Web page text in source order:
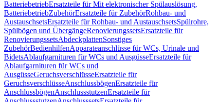
BatteriebetriebErsatzteile für Mit elektronischer Spülauslösung,
BatteriebetriebZubehörErsatzteile für ZubehörRohbau- und
AustauschsetsErsatzteile für Rohbau- und AustauschsetsSpülrohre,
Spülbögen und ÜbergängeRenovierungssetsErsatzteile für
RenovierungssetsAbdeckplattenSonstiges
ZubehörBedienhilfenApparateanschlüsse für WCs, Urinale und
BidetsAblaufgarnituren für WCs und AusgüsseErsatzteile für
Ablaufgarnituren für WCs und
AusgüsseGeruchsverschlüsseErsatzteile für
GeruchsverschlüsseAnschlussbögenErsatzteile für
AnschlussbögenAnschlussstutzenErsatzteile für